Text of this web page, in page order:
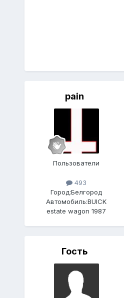
pain
Пользователи
493
Город:Белгород
Автомобиль:BUICK
estate wagon 1987
Гость